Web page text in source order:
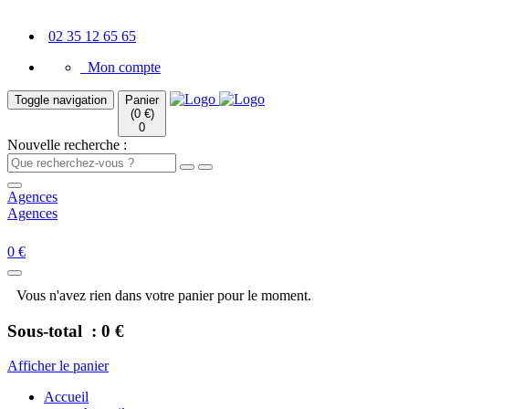
02 35 12 65 65
Mon compte
Toggle navigation
Panier
(0 €)
0
Nouvelle recherche :
Agences
Agences
0 €
Vous n'avez rien dans votre panier pour le moment.
Sous-total : 0 €
Afficher le panier
Accueil